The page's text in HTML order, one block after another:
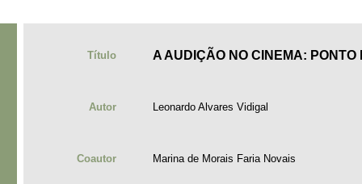
Título A AUDIÇÃO NO CINEMA:
Autor Leonardo Alvares Vidigal
Coautor Marina de Morais Faria Novais